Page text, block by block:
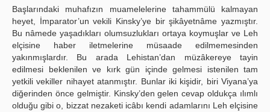
Başlarındaki muhafızın muamelelerine tahammülü kalmayan
heyet, İmparator’un vekili Kinsky’ye bir şikâyetnâme yazmıştır.
Bu nâmede yaşadıkları olumsuzlukları ortaya koymuşlar ve Leh
elçisine haber iletmelerine müsaade edilmemesinden
yakınmışlardır. Bu arada Lehistan’dan müzâkereye tayin
edilmesi beklenilen ve kırk gün içinde gelmesi istenilen tam
yetkili vekiller nihayet atanmıştır. Bunlar iki kişidir, biri Viyana’ya
diğerinden önce gelmiştir. Kinsky’den gelen cevap oldukça ılımlı
olduğu gibi o, bizzat nezaketi icâbı kendi adamlarını Leh elçisine